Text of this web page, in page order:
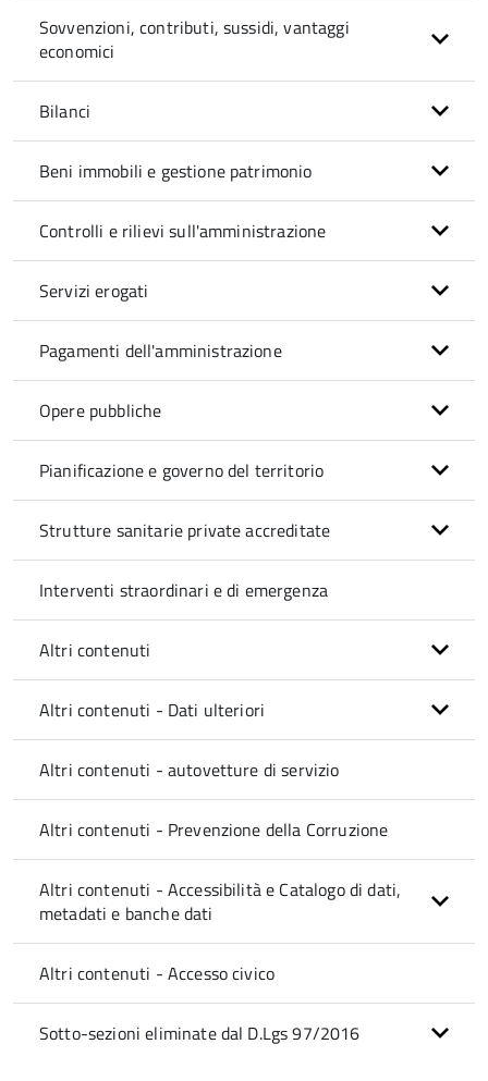
Sovvenzioni, contributi, sussidi, vantaggi
economici
Bilanci
Beni immobili e gestione patrimonio
Controlli e rilievi sull'amministrazione
Servizi erogati
Pagamenti dell'amministrazione
Opere pubbliche
Pianificazione e governo del territorio
Strutture sanitarie private accreditate
Interventi straordinari e di emergenza
Altri contenuti
Altri contenuti - Dati ulteriori
Altri contenuti - autovetture di servizio
Altri contenuti - Prevenzione della Corruzione
Altri contenuti - Accessibilità e Catalogo di dati,
metadati e banche dati
Altri contenuti - Accesso civico
Sotto-sezioni eliminate dal D.Lgs 97/2016